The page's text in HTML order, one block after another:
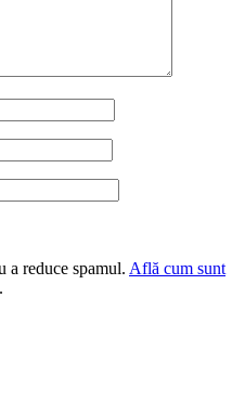
a reduce spamul. Află cum sunt
.